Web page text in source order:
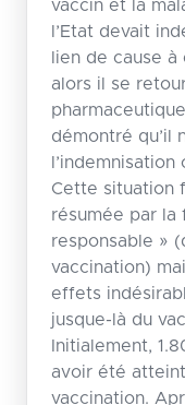
vaccin et la
l’Etat devait
lien de cause
alors il se
démontré qu’il
l’indemnisation
Cette situation
résumée par la
responsable »
vaccination)
effets
jusque-là du
Initialement,
avoir été
vaccination.